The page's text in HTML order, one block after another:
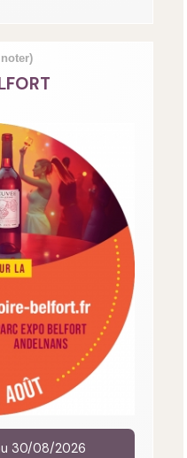
30/08/2026